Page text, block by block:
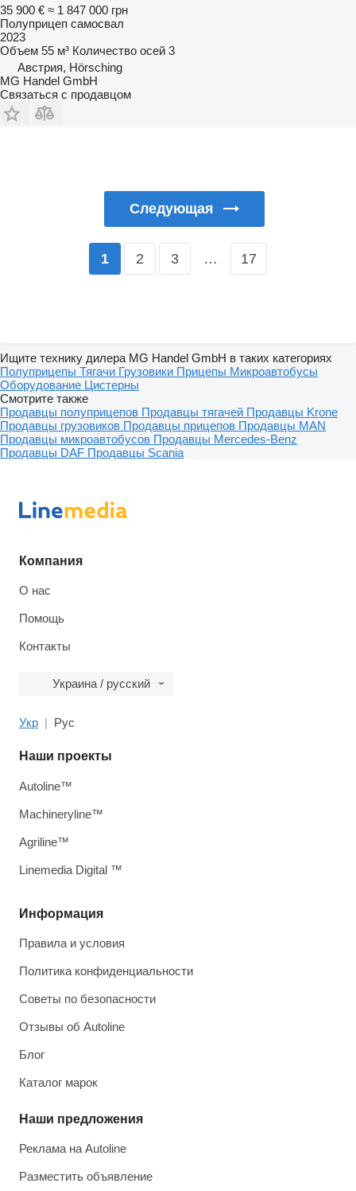
35 900 € ≈ 1 847 000 грн
Полуприцеп самосвал
2023
Объем 55 м³ Количество осей 3
Австрия, Hörsching
MG Handel GmbH
Связаться с продавцом
Следующая
1 2 3 … 17
Ищите технику дилера MG Handel GmbH в таких категориях
Полуприцепы Тягачи Грузовики Прицепы Микроавтобусы
Оборудование Цистерны
Смотрите также
Продавцы полуприцепов Продавцы тягачей Продавцы Krone
Продавцы грузовиков Продавцы прицепов Продавцы MAN
Продавцы микроавтобусов Продавцы Mercedes-Benz
Продавцы DAF Продавцы Scania
Компания
О нас
Помощь
Контакты
Украина / русский
Укр Рус
Информация
Правила и условия
Политика конфиденциальности
Советы по безопасности
Отзывы об Autoline
Блог
Каталог марок
Наши предложения
Реклама на Autoline
Разместить объявление
Наши проекты
Autoline™
Machineryline™
Agriline™
Linemedia Digital ™